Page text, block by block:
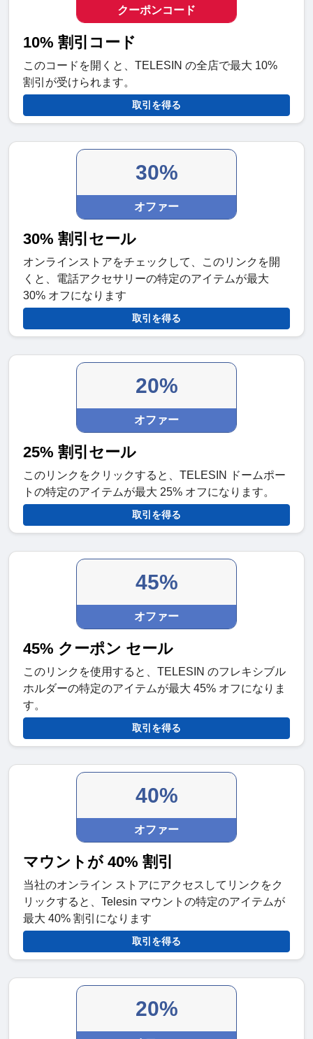
クーポンコード
10% 割引コード
このコードを開くと、TELESIN の全店で最大 10%
割引が受けられます。
取引を得る
30%
オファー
30% 割引セール
オンラインストアをチェックして、このリンクを開
くと、電話アクセサリーの特定のアイテムが最大
30% オフになります
取引を得る
20%
オファー
25% 割引セール
このリンクをクリックすると、TELESIN ドームポー
トの特定のアイテムが最大 25% オフになります。
取引を得る
45%
オファー
45% クーポン セール
このリンクを使用すると、TELESIN のフレキシブル
ホルダーの特定のアイテムが最大 45% オフになりま
す。
取引を得る
40%
オファー
マウントが 40% 割引
当社のオンライン ストアにアクセスしてリンクをク
リックすると、Telesin マウントの特定のアイテムが
最大 40% 割引になります
取引を得る
20%